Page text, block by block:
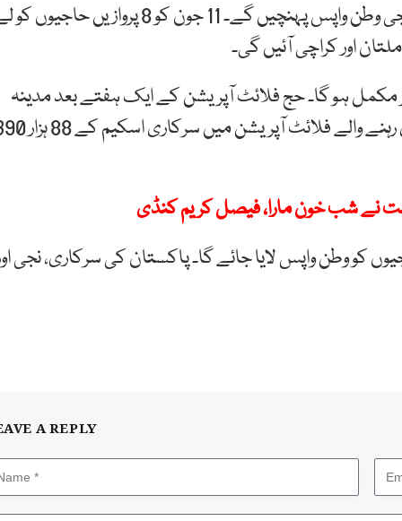
پہلی پرواز سے مختصر دورانیے کا حج کرنے والے 307 حاجی وطن واپس پہنچیں گے۔ 11 جون کو 8 پروازیں
اور کراچی آئیں گی۔
پر مکمل ہو گا۔ حج فلائٹ آپریشن کے ایک ہفتے بعد مدینہ
منورہ سے بھی پروازوں کا آغاز ہو جائے گا۔ ایک ماہ جاری رہنے والے فلائٹ
کے ذریعے حاجیوں کو وطن واپس لایا جائے گا۔ پاکستان کی سرکاری، نجی
A REPLY